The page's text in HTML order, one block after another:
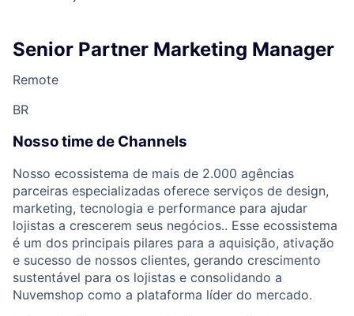
Senior Partner Marketing Manager
Remote
BR
Nosso time de Channels
Nosso ecossistema de mais de 2.000 agências
parceiras especializadas oferece serviços de design,
marketing, tecnologia e performance para ajudar
lojistas a crescerem seus negócios.. Esse ecossistema
é um dos principais pilares para a aquisição, ativação
e sucesso de nossos clientes, gerando crescimento
sustentável para os lojistas e consolidando a
Nuvemshop como a plataforma líder do mercado.